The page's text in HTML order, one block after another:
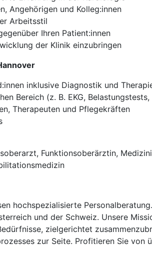
Angehörigen und Kolleg:innen
Arbeitsstil
Ihren Patient:innen
der Klinik einzubringen
inklusive Diagnostik und
Bereich (z. B. EKG,
Therapeuten und Pflegekräften
Funktionsoberärztin,
hochspezialisierte
und der Schweiz. Unsere
zielgerichtet
zur Seite. Profitieren Sie von